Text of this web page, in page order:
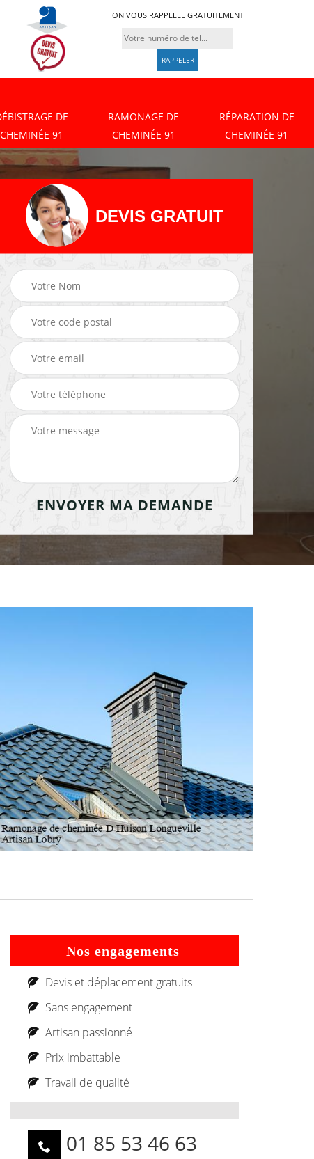
ON VOUS RAPPELLE GRATUITEMENT
DE
CHEMINÉE 91
RAMONAGE DE
CHEMINÉE 91
RÉPARATION DE
CHEMINÉE 91
Débistrage de
cheminée 91
Ramonage de
cheminée 91
DEVIS GRATUIT
Nos engagements
Devis et déplacement gratuits
Sans engagement
Artisan passionné
Prix imbattable
Travail de qualité
01 85 53 46 63